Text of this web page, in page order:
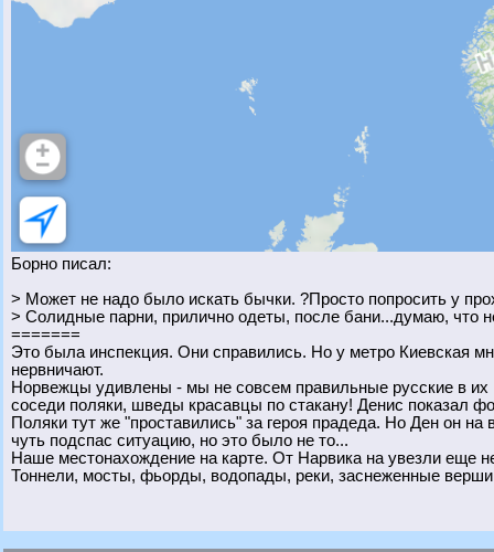
Борно писал:
> Может не надо было искать бычки. ?Просто попросить у
> Солидные парни, прилично одеты, после бани...думаю, что
=======
Это была инспекция. Они справились. Но у метро Киевская
нервничают.
Норвежцы удивлены - мы не совсем правильные русские в
соседи поляки, шведы красавцы по стакану! Денис показал
Поляки тут же "проставились" за героя прадеда. Но Ден он
чуть подспас ситуацию, но это было не то...
Наше местонахождение на карте. От Нарвика на увезли еще
Тоннели, мосты, фьорды, водопады, реки, заснеженные